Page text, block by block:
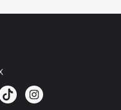
7 серпня:
новини: Російські
знову атакують